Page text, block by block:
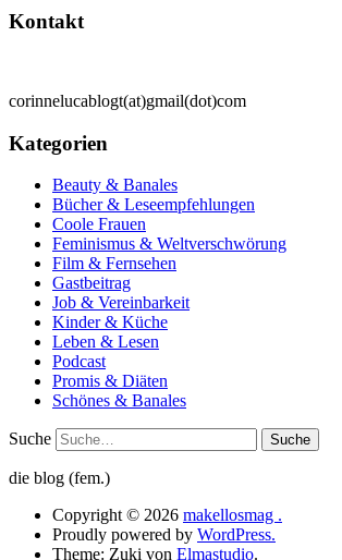
Kontakt
corinnelucablogt(at)gmail(dot)com
Kategorien
Beauty & Banales
Bücher & Leseempfehlungen
Coole Frauen
Feminismus & Weltverschwörung
Film & Fernsehen
Gastbeitrag
Job & Vereinbarkeit
Kinder & Küche
Leben & Lesen
Podcast
Promis & Diäten
Schönes & Banales
Suche
die blog (fem.)
Copyright © 2026 makellosmag .
Proudly powered by WordPress.
Theme: Zuki von Elmastudio.